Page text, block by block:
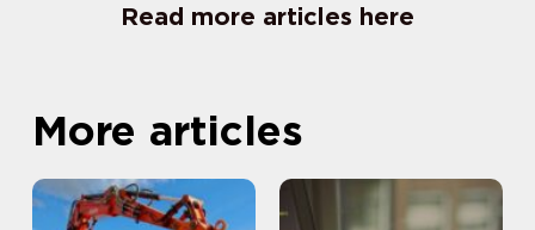
Read more articles here
More articles